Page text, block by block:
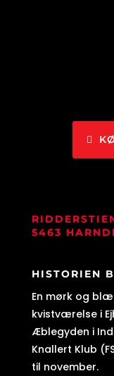
5463
HISTORIEN
En mørk og
kvistværelse i
Æblegyden i
Knallert Klub
til november.